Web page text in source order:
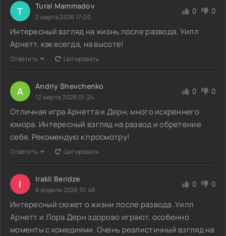
T Tural Mammadov
2 марта 2026 17:00
0 0
Интересный взгляд на жизнь после развода. Уилл
Арнетт, как всегда, на высоте!
Ответить Цитировать
A Andriy Shevchenko
12 марта 2026 01:24
0 0
Отличная игра Арнетта и Дерн, много искреннего
юмора. Интересный взгляд на развод и обретение
себя. Рекомендую к просмотру!
Ответить Цитировать
I Irakli Beridze
8 апреля 2026 10:48
0 0
Интересный сюжет о жизни после развода. Уилл
Арнетт и Лора Дерн здорово играют, особенно
моменты с комедиями. Очень реалистичный взгляд на